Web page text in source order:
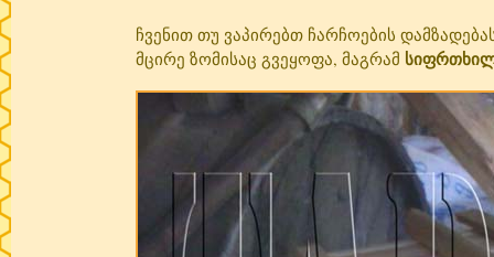
ჩვენით თუ ვაპირებთ ჩარჩოების
მცირე ზომისაც გვეყოფა, მაგრამ